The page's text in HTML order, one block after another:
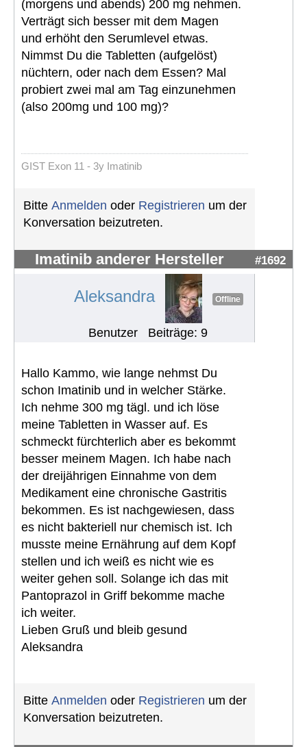
(morgens und abends) 200 mg nehmen.
Verträgt sich besser mit dem Magen
und erhöht den Serumlevel etwas.
Nimmst Du die Tabletten (aufgelöst)
nüchtern, oder nach dem Essen? Mal
probiert zwei mal am Tag einzunehmen
(also 200mg und 100 mg)?
GIST Exon 11 - 3y Imatinib
Bitte Anmelden oder Registrieren um der
Konversation beizutreten.
Imatinib anderer Hersteller #1692
Aleksandra Offline
Benutzer Beiträge: 9
Hallo Kammo, wie lange nehmst Du
schon Imatinib und in welcher Stärke.
Ich nehme 300 mg tägl. und ich löse
meine Tabletten in Wasser auf. Es
schmeckt fürchterlich aber es bekommt
besser meinem Magen. Ich habe nach
der dreijährigen Einnahme von dem
Medikament eine chronische Gastritis
bekommen. Es ist nachgewiesen, dass
es nicht bakteriell nur chemisch ist. Ich
musste meine Ernährung auf dem Kopf
stellen und ich weiß es nicht wie es
weiter gehen soll. Solange ich das mit
Pantoprazol in Griff bekomme mache
ich weiter.
Lieben Gruß und bleib gesund
Aleksandra
Bitte Anmelden oder Registrieren um der
Konversation beizutreten.